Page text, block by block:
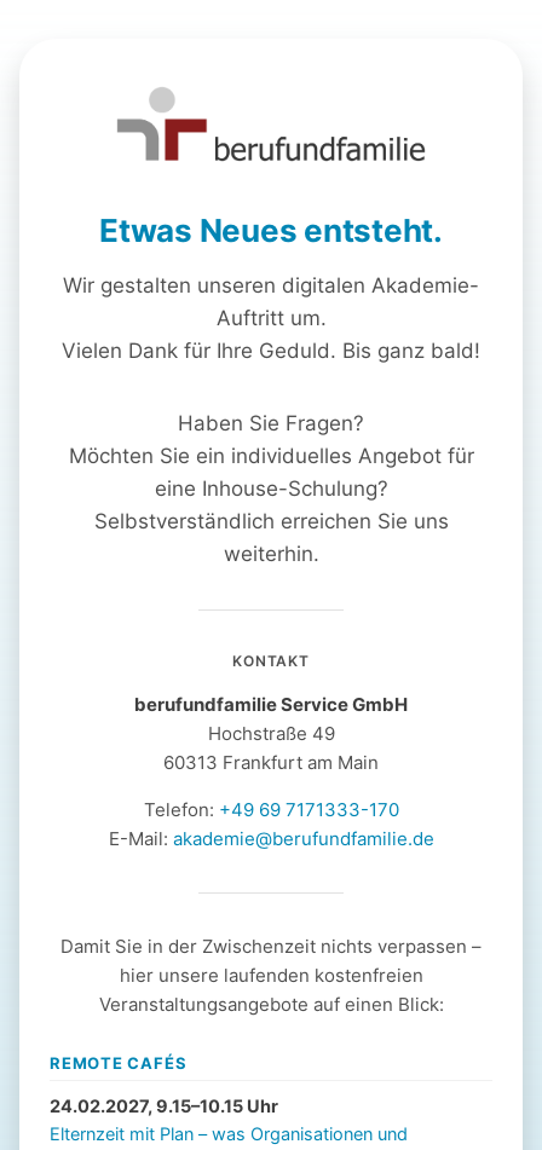
Etwas Neues entsteht.
Wir gestalten unseren digitalen Akademie-
Auftritt um.
Vielen Dank für Ihre Geduld. Bis ganz bald!
Haben Sie Fragen?
Möchten Sie ein individuelles Angebot für
eine Inhouse-Schulung?
Selbstverständlich erreichen Sie uns
weiterhin.
KONTAKT
berufundfamilie Service GmbH
Hochstraße 49
60313 Frankfurt am Main
Telefon: +49 69 7171333-170
E-Mail: akademie@berufundfamilie.de
Damit Sie in der Zwischenzeit nichts verpassen –
hier unsere laufenden kostenfreien
Veranstaltungsangebote auf einen Blick:
REMOTE CAFÉS
24.02.2027, 9.15–10.15 Uhr
Elternzeit mit Plan – was Organisationen und